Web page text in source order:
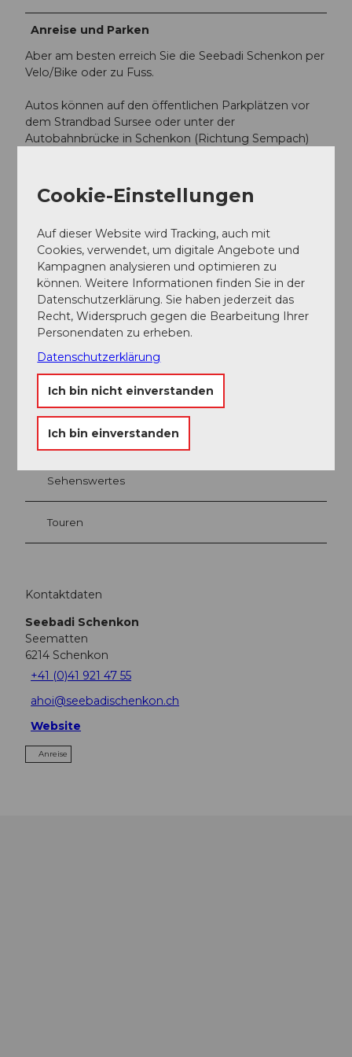
Anreise und Parken
Aber am besten erreich Sie die Seebadi Schenkon per
Velo/Bike oder zu Fuss.
Autos können auf den öffentlichen Parkplätzen vor
dem Strandbad Sursee oder unter der
Autobahnbrücke in Schenkon (Richtung Sempach)
Achtung: Vor dem Losmarschieren, nicht vergessen,
Bequem zu Fuss oder mit dem Velo erreichbar. ÖV-
Haltestelle Schenkon, Dorf. Parkplatz in der Nähe
vorhanden.
In der Nähe
Veranstaltung
Sehenswertes
Touren
Kontaktdaten
Seebadi Schenkon
Seematten
6214 Schenkon
+41 (0)41 921 47 55
ahoi@seebadischenkon.ch
Website
Anreise
Cookie-Einstellungen
Auf dieser Website wird Tracking, auch mit
Cookies, verwendet, um digitale Angebote und
Kampagnen analysieren und optimieren zu
können. Weitere Informationen finden Sie in der
Datenschutzerklärung. Sie haben jederzeit das
Recht, Widerspruch gegen die Bearbeitung Ihrer
Personendaten zu erheben.
Datenschutzerklärung
Ich bin nicht einverstanden
Ich bin einverstanden